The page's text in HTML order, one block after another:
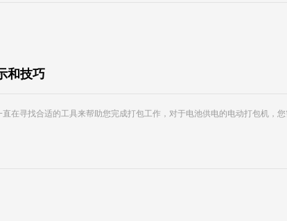
和技巧
在寻找合适的工具来帮助您完成打包工作，对于电池供电的电动打包机，